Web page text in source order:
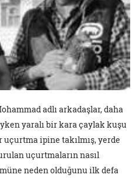
adlı arkadaşlar, daha
yaralı bir kara çaylak kuşu
uçurtma ipine takılmış, yerde
uçurtmaların nasıl
neden olduğunu ilk defa